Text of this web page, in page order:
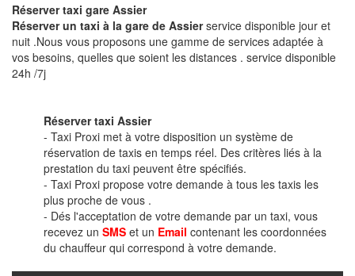
Réserver taxi gare Assier
Réserver un taxi à la gare de Assierservice disponible jour et
nuit .Nous vous proposons une gamme de services adaptée à
vos besoins, quelles que soient les distances . service disponible
24h /7j
Réserver taxi Assier
- Taxi Proxi met à votre disposition un système de
réservation de taxis en temps réel. Des critères liés à la
prestation du taxi peuvent être spécifiés.
- Taxi Proxi propose votre demande à tous les taxis les
plus proche de vous .
- Dés l'acceptation de votre demande par un taxi, vous
recevez un SMS et un Email contenant les coordonnées
du chauffeur qui correspond à votre demande.